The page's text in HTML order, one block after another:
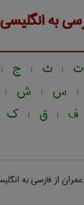
به
ت | ث | ج |
| س | ش |
ف | ق | ک
از فارسی به